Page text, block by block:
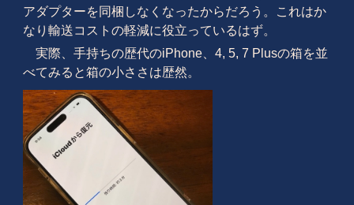
アダプターを同梱しなくなったからだろう。これはか
なり輸送コストの軽減に役立っているはず。
実際、手持ちの歴代のiPhone、4, 5, 7 Plusの箱を並
べてみると箱の小ささは歴然。